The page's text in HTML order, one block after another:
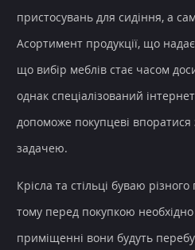
пристосувань для сидіння, а
Асортимент продукції, що
що вибір меблів стає часом
однак спеціалізований
допоможе покупцеві
задачею.
Крісла та стільці буваю
тому перед покупкою
приміщенні вони будуть